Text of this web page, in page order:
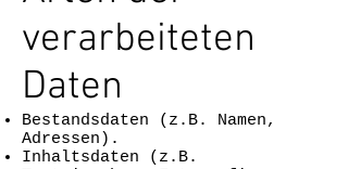
verarbeiteten
Daten
Bestandsdaten (z.B. Namen,
Adressen).
Inhaltsdaten (z.B.